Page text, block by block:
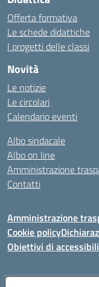
Offerta formativa
Le schede didattiche
I progetti delle classi
Novità
Le notizie
Le circolari
Calendario eventi
Albo sindacale
Albo on line
Amministrazione
Contatti
Amministrazione
Cookie policy
Obiettivi di